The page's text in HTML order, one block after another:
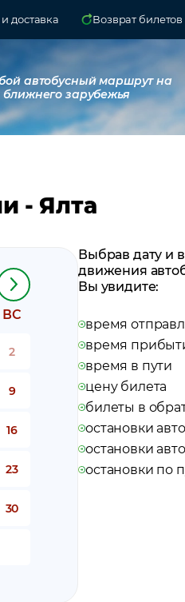
доставка Возврат билетов
автобусный маршрут на
зарубежья
- Ялта
ВС
2
9
16
23
30
Выбрав дату и
движения
Вы увидите:
время
время
время в пути
цену билета
билеты в
остановки
остановки
остановки по